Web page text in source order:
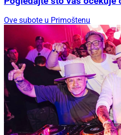
Ove subote u Primoštenu